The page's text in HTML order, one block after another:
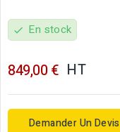
check En stock
849,00 € HT
Demander Un Devis